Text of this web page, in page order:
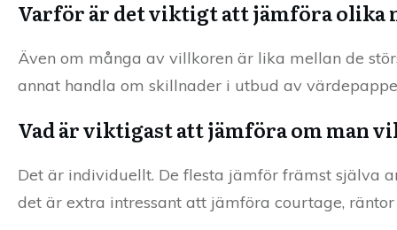
Varför är det viktigt att jämföra olika
Även om många av villkoren är lika mellan de
annat handla om skillnader i utbud av
Vad är viktigast att jämföra om man
Det är individuellt. De flesta jämför främst själva
det är extra intressant att jämföra courtage,